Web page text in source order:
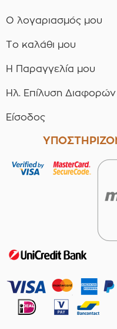
Ο λογαριασμός μου
Το καλάθι μου
Η Παραγγελία μου
Ηλ. Επίλυση Διαφορών
Είσοδος